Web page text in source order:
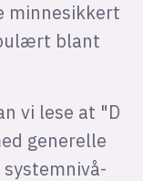
minnesikkert
blant
vi lese at "D
generelle